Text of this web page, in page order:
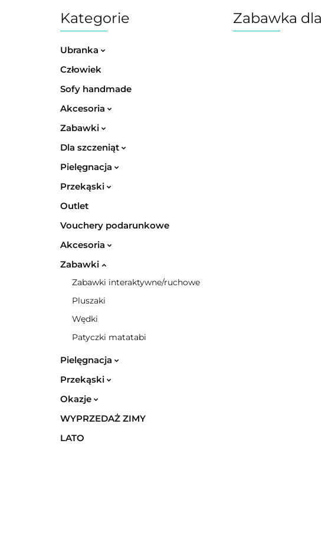
Kategorie
Ubranka
Człowiek
Sofy handmade
Akcesoria
Zabawki
Dla szczeniąt
Pielęgnacja
Przekąski
Outlet
Vouchery podarunkowe
Akcesoria
Zabawki
Zabawki interaktywne/ruchowe
Pluszaki
Wędki
Patyczki matatabi
Pielęgnacja
Przekąski
Okazje
WYPRZEDAŻ ZIMY
LATO
Zabawka